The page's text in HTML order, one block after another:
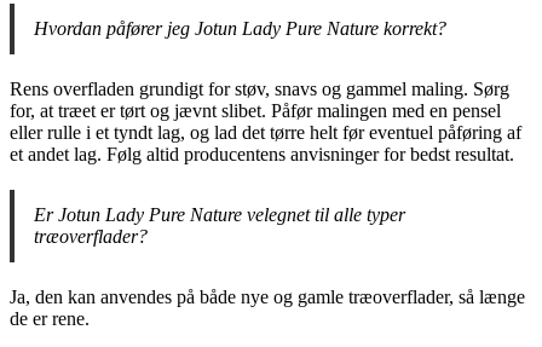
Hvordan påfører jeg Jotun Lady Pure Nature korrekt?
Rens overfladen grundigt for støv, snavs og gammel maling. Sørg
for, at træet er tørt og jævnt slibet. Påfør malingen med en pensel
eller rulle i et tyndt lag, og lad det tørre helt før eventuel påføring af
et andet lag. Følg altid producentens anvisninger for bedst resultat.
Er Jotun Lady Pure Nature velegnet til alle typer
træoverflader?
Ja, den kan anvendes på både nye og gamle træoverflader, så længe
de er rene.